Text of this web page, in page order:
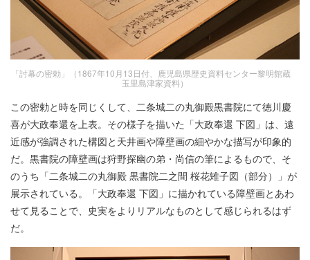
「討幕の密勅」（1867年10月13日付、鹿児島県歴史資料センター黎明館蔵
玉里島津家資料）
この密勅と時を同じくして、二条城二の丸御殿黒書院にて徳川慶
喜が大政奉還を上表。その様子を描いた「大政奉還 下図」は、遠
近感が強調された構図と天井画や障壁画の細やかな描写が印象的
だ。黒書院の障壁画は狩野探幽の弟・尚信の筆によるもので、そ
のうち「二条城二の丸御殿 黒書院二之間 桜花雉子図（部分）」が
展示されている。「大政奉還 下図」に描かれている障壁画とあわ
せて見ることで、史実をよりリアルなものとして感じられるはず
だ。